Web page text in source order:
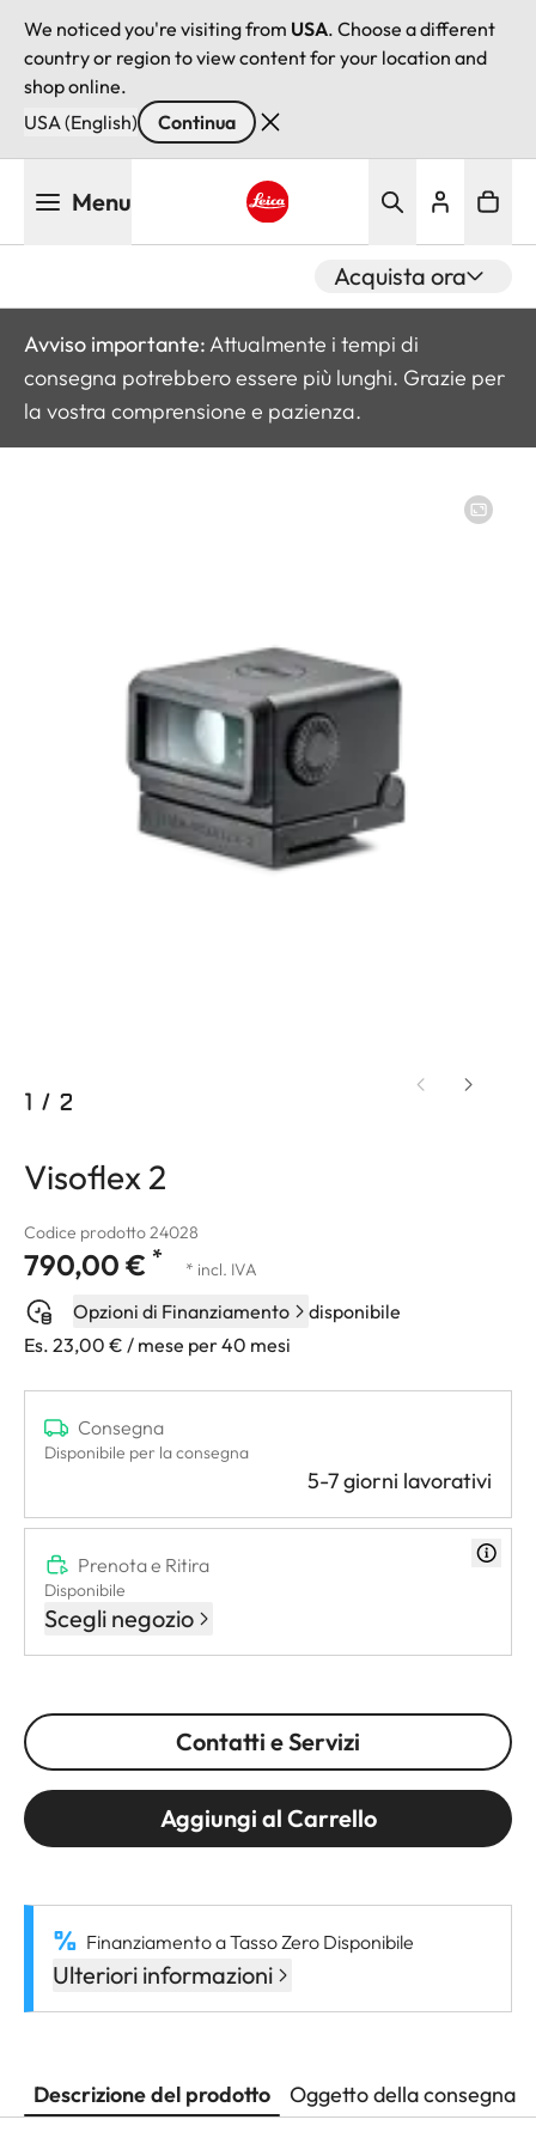
We noticed you're visiting from USA. Choose a different
country or region to view content for your location and
shop online.
USA (English)
Continua
Menu
Acquista ora
Avviso importante: Attualmente i tempi di
consegna potrebbero essere più lunghi. Grazie per
la vostra comprensione e pazienza.
1 / 2
Visoflex 2
Codice prodotto 24028
790,00 € * * incl. IVA
Opzioni di Finanziamento
disponibile
Es. 23,00 € / mese per 40 mesi
Consegna
Disponibile per la consegna
5-7 giorni lavorativi
Prenota e Ritira
Disponibile
Scegli negozio
Contatti e Servizi
Aggiungi al Carrello
Finanziamento a Tasso Zero Disponibile
Ulteriori informazioni
Descrizione del prodotto Oggetto della consegna